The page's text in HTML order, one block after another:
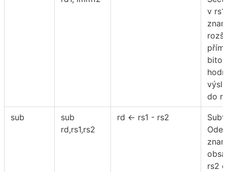
v rs1
do
sub
sub
rd,rs1,rs2
rd ← rs1 - rs2
rs2